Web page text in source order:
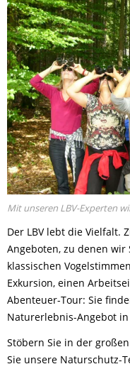
Mit unseren LBV-Experten
Der LBV lebt die Vielfalt.
Angeboten, zu denen wir
klassischen
Exkursion, einen
Abenteuer-Tour: Sie
Naturerlebnis-Angebot
Stöbern Sie in der
Sie unsere Naturschutz-